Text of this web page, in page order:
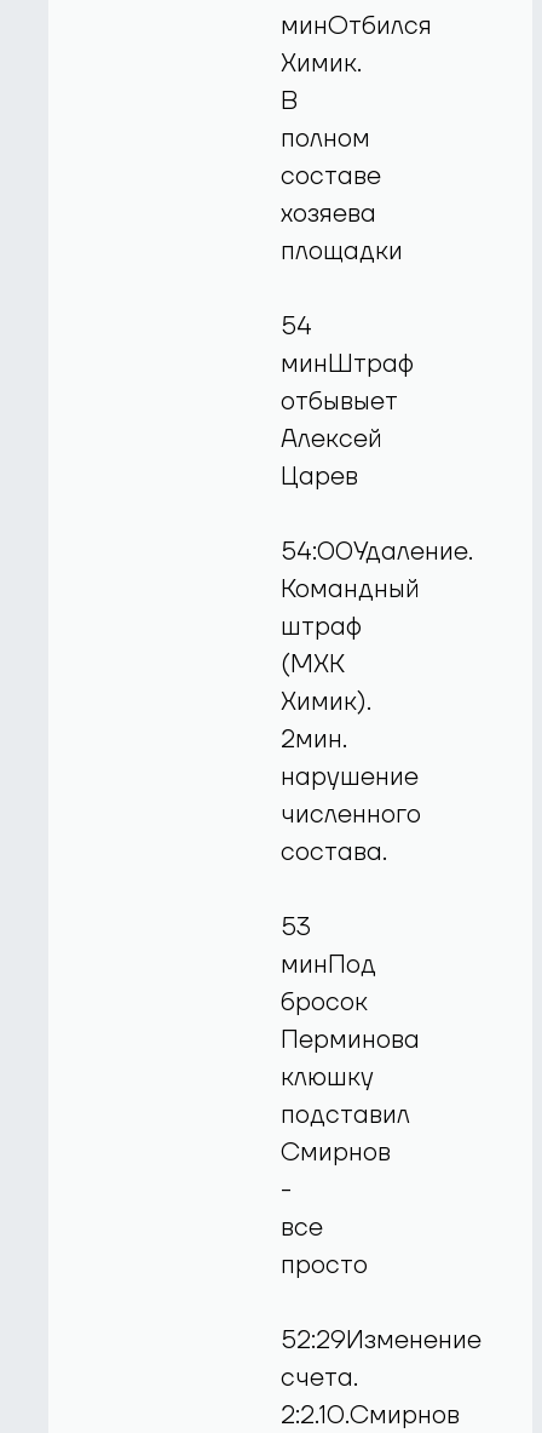
минОтбился
Химик.
В
полном
составе
хозяева
площадки
54
минШтраф
отбывыет
Алексей
Царев
54:00Удаление.
Командный
штраф
(МХК
Химик).
2мин.
нарушение
численного
состава.
53
минПод
бросок
Перминова
клюшку
подставил
Смирнов
-
все
просто
52:29Изменение
счета.
2:2.10.Смирнов